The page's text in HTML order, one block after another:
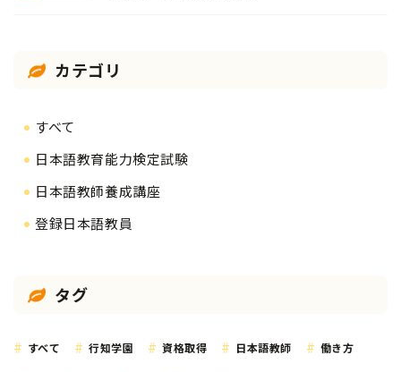
カテゴリ
すべて
日本語教育能力検定試験
日本語教師養成講座
登録日本語教員
タグ
すべて 行知学園 資格取得 日本語教師 働き方